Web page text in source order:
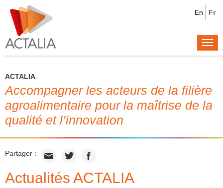
Fr
En
ACTALIA
Accompagner les acteurs de la filière
agroalimentaire pour la maîtrise de la
qualité et l’innovation
Partager :
Actualités ACTALIA